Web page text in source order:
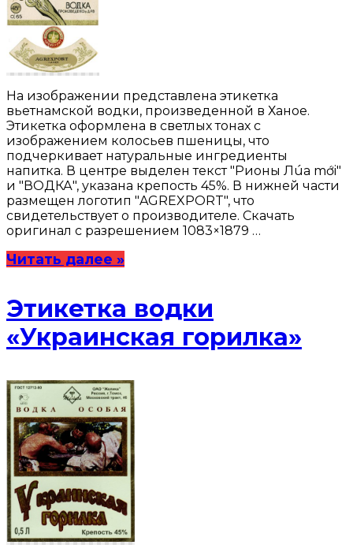
На изображении представлена этикетка
вьетнамской водки, произведенной в Ханое.
Этикетка оформлена в светлых тонах с
изображением колосьев пшеницы, что
подчеркивает натуральные ингредиенты
напитка. В центре выделен текст "Рионы Лúa mới"
и "ВОДКА", указана крепость 45%. В нижней части
размещен логотип "AGREXPORT", что
свидетельствует о производителе. Скачать
оригинал с разрешением 1083×1879 …
Читать далее »
Этикетка водки
«Украинская горилка»